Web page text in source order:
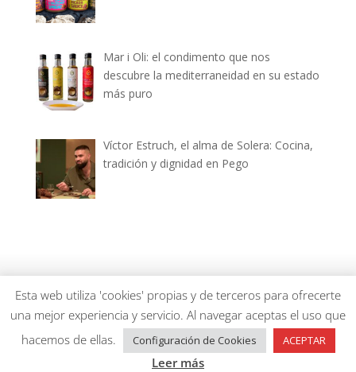
Mar i Oli: el condimento que nos
descubre la mediterraneidad en su estado
más puro
Víctor Estruch, el alma de Solera: Cocina,
tradición y dignidad en Pego
dianiagastronomica.com © 2026
Esta web utiliza 'cookies' propias y de terceros para ofrecerte
una mejor experiencia y servicio. Al navegar aceptas el uso que
hacemos de ellas.
Configuración de Cookies ACEPTAR
Leer más